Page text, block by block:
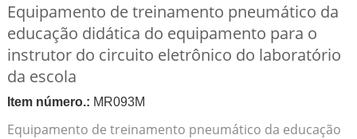
Equipamento de treinamento pneumático da
educação didática do equipamento para o
instrutor do circuito eletrônico do laboratório
da escola
Item número.: MR093M
Equipamento de treinamento pneumático da educação